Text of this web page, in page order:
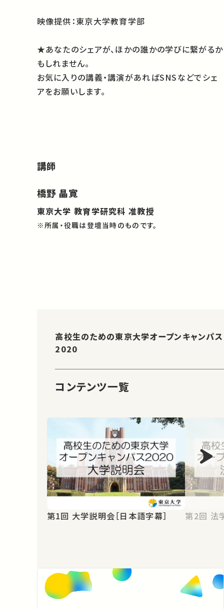
映像提供：東京大学教育学部
★あなたのシェアが、ほかの誰かの学びに繋がるか
もしれません。
お気に入りの講義・講演があればSNSなどでシェ
アをお願いします。
講師
橋野 晶寛
東京大学 教育学研究科 准教授
※所属・役職は登壇当時のものです。
高校生のための東京大学オープンキャンパス
2020
コンテンツ一覧
第1回 大学説明会［日本語字幕］ 第2